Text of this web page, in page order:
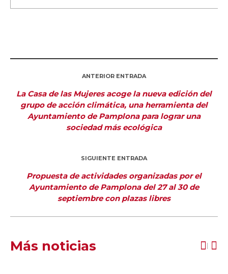
ANTERIOR ENTRADA
La Casa de las Mujeres acoge la nueva edición del
grupo de acción climática, una herramienta del
Ayuntamiento de Pamplona para lograr una
sociedad más ecológica
SIGUIENTE ENTRADA
Propuesta de actividades organizadas por el
Ayuntamiento de Pamplona del 27 al 30 de
septiembre con plazas libres
Más noticias